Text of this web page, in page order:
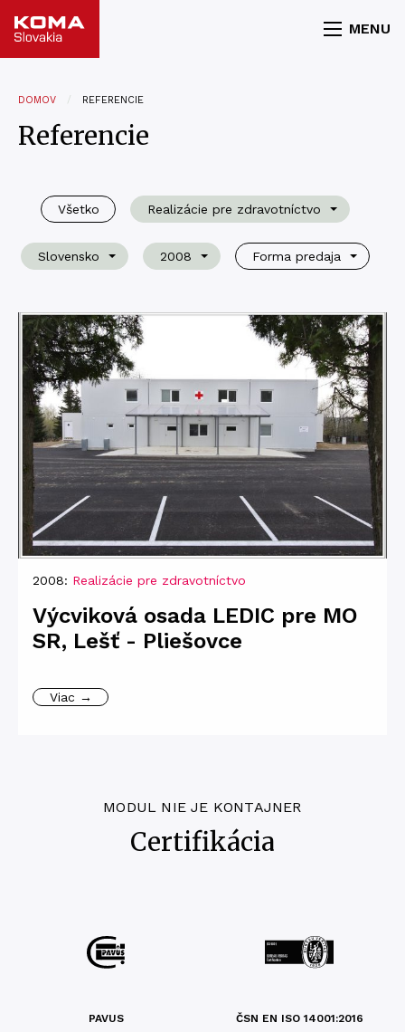
MENU
DOMOV REFERENCIE
Referencie
Všetko Realizácie pre zdravotníctvo
Slovensko 2008 Forma predaja
2008: Realizácie pre zdravotníctvo
Výcviková osada LEDIC pre MO
SR, Lešť - Pliešovce
Viac →
MODUL NIE JE KONTAJNER
Certifikácia
PAVUS ČSN EN ISO 14001:2016